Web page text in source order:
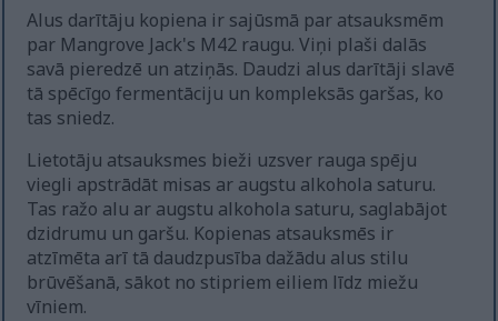
Alus darītāju kopiena ir sajūsmā par atsauksmēm
par Mangrove Jack's M42 raugu. Viņi plaši dalās
savā pieredzē un atziņās. Daudzi alus darītāji slavē
tā spēcīgo fermentāciju un kompleksās garšas, ko
tas sniedz.
Lietotāju atsauksmes bieži uzsver rauga spēju
viegli apstrādāt misas ar augstu alkohola saturu.
Tas ražo alu ar augstu alkohola saturu, saglabājot
dzidrumu un garšu. Kopienas atsauksmēs ir
atzīmēta arī tā daudzpusība dažādu alus stilu
brūvēšanā, sākot no stipriem eiliem līdz miežu
vīniem.